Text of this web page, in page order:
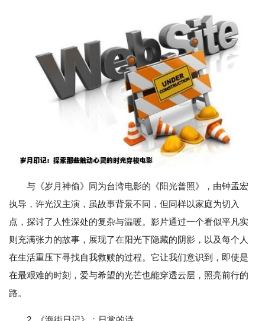
与《岁月神偷》同为台湾电影的《阳光普照》，由钟孟宏
执导，许光汉主演，虽故事背景不同，但同样以家庭为切入
点，探讨了人性深处的复杂与温暖。影片通过一个看似平凡实
则充满张力的故事，展现了在阳光下隐藏的阴影，以及每个人
在生活重压下寻找自我救赎的过程。它让我们意识到，即使是
在最艰难的时刻，爱与希望的光芒也能穿透云层，照亮前行的
路。